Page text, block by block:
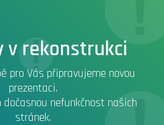
v rekonstrukci
pro Vás připravujeme novou
prezentaci.
nefunkčnost našich
stránek.